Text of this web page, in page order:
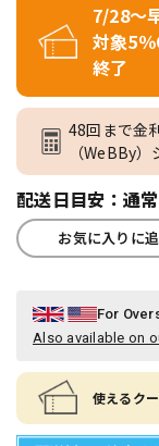
7/28～
対象5
終了
48回まで金
（WeBBy
配送日目安：通
お気に入りに
For
Also available on
使えるク